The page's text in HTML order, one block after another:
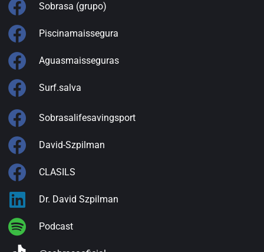
Sobrasa (grupo)
Piscinamaissegura
Aguasmaisseguras
Surf.salva
Sobrasalifesavingsport
David-Szpilman
CLASILS
Dr. David Szpilman
Podcast